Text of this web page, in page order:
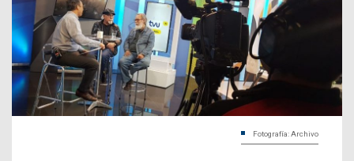
Fotografía: Archivo